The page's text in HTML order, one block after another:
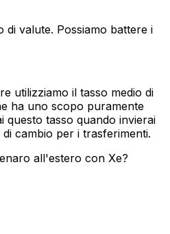
di valute. Possiamo battere i
utilizziamo il tasso medio di
ha uno scopo puramente
tasso quando invierai
di cambio per i trasferimenti.
all'estero con Xe?